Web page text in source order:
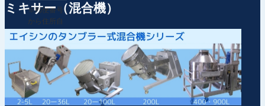
※郵便番号
から住所自
動入力
住所
ミキサー（混合機）